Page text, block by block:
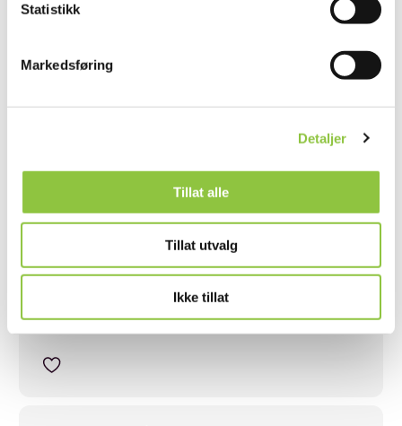
Statistikk
Markedsføring
Detaljer
Tillat alle
Tillat utvalg
Ikke tillat
Andre lignende gårder
VADSØ RIDESKOLE TONI ELISABETH
DOLONEN HÅVARDSRUD
VadsøFinnmark